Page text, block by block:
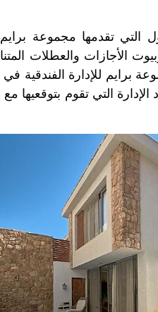
التي تقدمها مجموعة برايم
الأجازات والعطلات
للإدارة الفندقية في
التي تقوم بتوقعيها